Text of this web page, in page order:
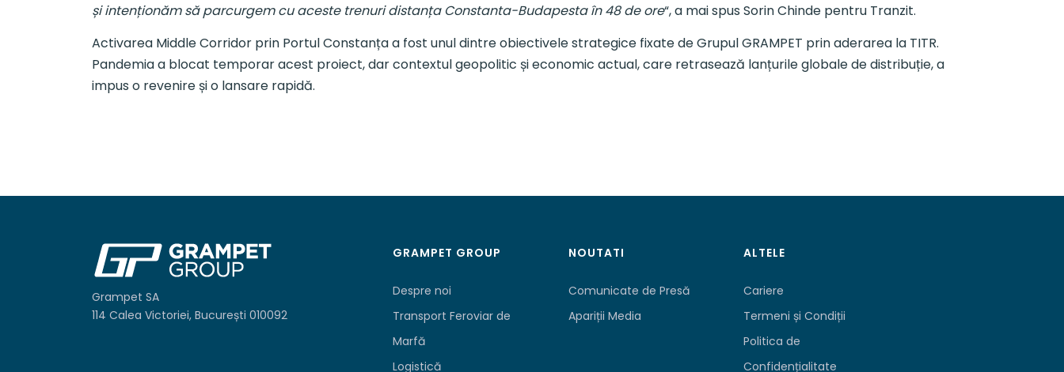
și intenționăm să parcurgem cu aceste trenuri distanța Constanta-Budapesta în 48 de ore“, a mai spus Sorin Chinde pentru Tranzit.
Activarea Middle Corridor prin Portul Constanța a fost unul dintre obiectivele strategice fixate de Grupul GRAMPET prin aderarea la TITR.
Pandemia a blocat temporar acest proiect, dar contextul geopolitic și economic actual, care retrasează lanțurile globale de distribuție, a
impus o revenire și o lansare rapidă.
Grampet SA
114 Calea Victoriei, București 010092
GRAMPET GROUP
Despre noi
Transport Feroviar de
Marfă
Logistică
NOUTATI
Comunicate de Presă
Apariții Media
ALTELE
Cariere
Termeni și Condiții
Politica de
Confidențialitate